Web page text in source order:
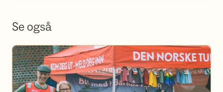
Se også
Bli frivillig